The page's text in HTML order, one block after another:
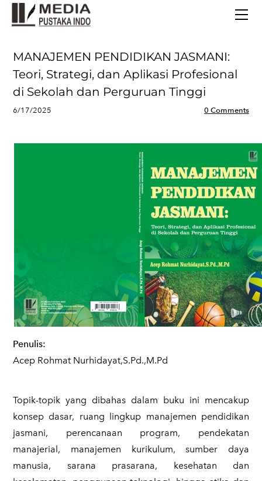
MANAJEMEN PENDIDIKAN JASMANI:
Teori, Strategi, dan Aplikasi Profesional
di Sekolah dan Perguruan Tinggi
6/17/2025 0 Comments
Penulis:
Acep Rohmat Nurhidayat,S.Pd.,M.Pd
​Topik-topik yang dibahas dalam buku ini mencakup
konsep dasar, ruang lingkup manajemen pendidikan
jasmani, perencanaan program, pendekatan
manajerial, manajemen kurikulum, sumber daya
manusia, sarana prasarana, kesehatan dan